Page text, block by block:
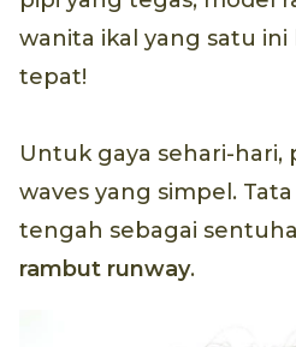
wanita ikal yang satu ini
tepat!
Untuk gaya sehari-hari,
waves yang simpel.
tengah sebagai
rambut runway.